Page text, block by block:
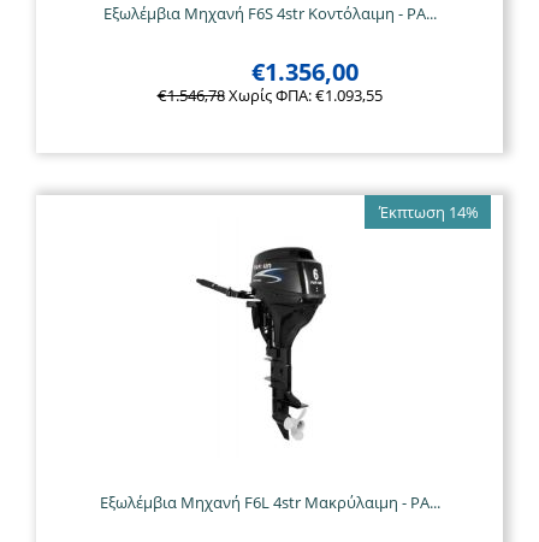
Εξωλέμβια Μηχανή F6S 4str Κοντόλαιμη - PA...
€1.546,78
€1.356,00
Χωρίς ΦΠΑ:€1.093,55
Έκπτωση 14%
Εξωλέμβια Μηχανή F6L 4str Μακρύλαιμη - PA...